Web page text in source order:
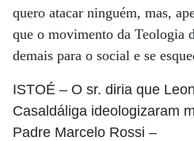
quero atacar ninguém, mas,
que o movimento da Teologia
demais para o social e se
ISTOÉ – O sr. diria que
Casaldáliga ideologizaram
Padre Marcelo Rossi –